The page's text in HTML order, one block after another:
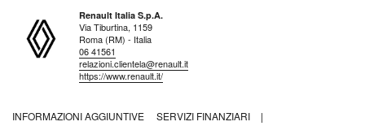
Renault Italia S.p.A.
Via Tiburtina, 1159
Roma (RM) - Italia
06 41561
relazioni.clientela@renault.it
https://www.renault.it/
INFORMAZIONI AGGIUNTIVE SERVIZI FINANZIARI
|